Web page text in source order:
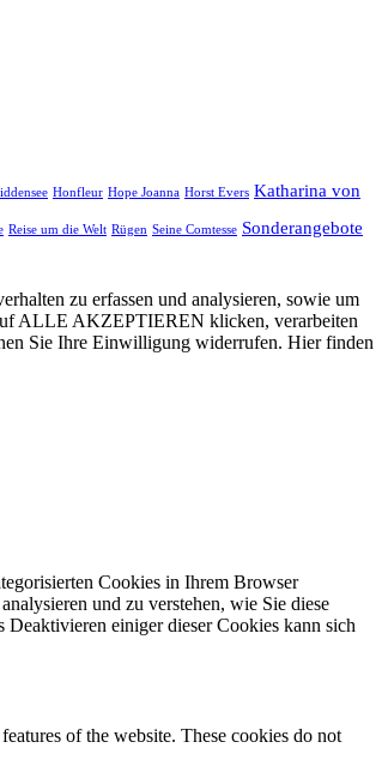
Honfleur Hope Joanna Horst Evers Katharina von
Reise um die Welt Rügen Seine Comtesse Sonderangebote
zu erfassen und analysieren, sowie um
ALLE AKZEPTIEREN klicken, verarbeiten
Sie Ihre Einwilligung widerrufen. Hier finden
Cookies in Ihrem Browser
und zu verstehen, wie Sie diese
einiger dieser Cookies kann sich
of the website. These cookies do not